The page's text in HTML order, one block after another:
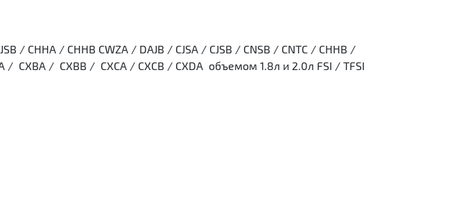
/ CHHA / CHHB CWZA / DAJB / CJSA / CJSB / CNSB / CNTC / CHHB /
/ CXBA / CXBB / CXCA / CXCB / CXDA объемом 1.8л и 2.0л FSI / TFSI